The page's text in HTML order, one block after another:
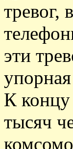
тревог,
эти
К концу
тысяч